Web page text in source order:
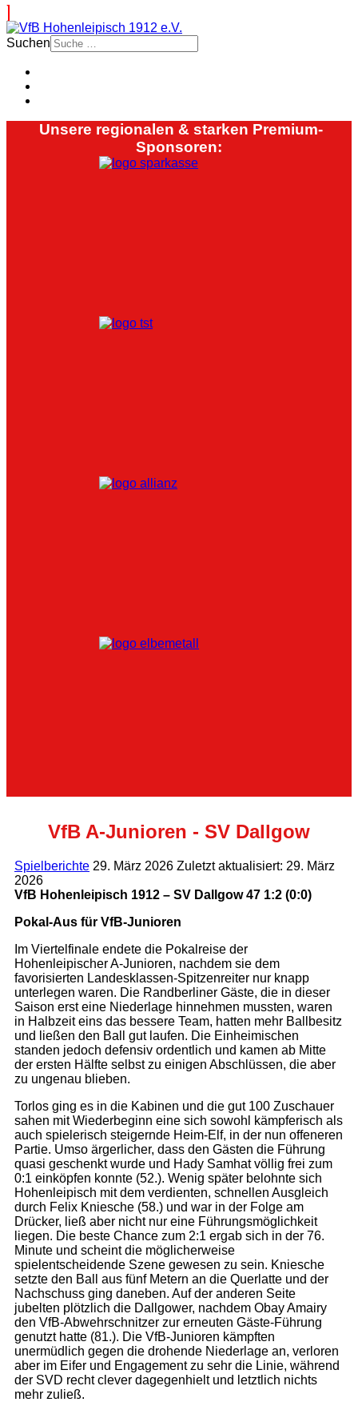
Suchen
Unsere regionalen & starken Premium-
Sponsoren:
VfB A-Junioren - SV Dallgow
Spielberichte 29. März 2026 Zuletzt aktualisiert: 29. März
2026
VfB Hohenleipisch 1912 – SV Dallgow 47 1:2 (0:0)
Pokal-Aus für VfB-Junioren
Im Viertelfinale endete die Pokalreise der
Hohenleipischer A-Junioren, nachdem sie dem
favorisierten Landesklassen-Spitzenreiter nur knapp
unterlegen waren. Die Randberliner Gäste, die in dieser
Saison erst eine Niederlage hinnehmen mussten, waren
in Halbzeit eins das bessere Team, hatten mehr Ballbesitz
und ließen den Ball gut laufen. Die Einheimischen
standen jedoch defensiv ordentlich und kamen ab Mitte
der ersten Hälfte selbst zu einigen Abschlüssen, die aber
zu ungenau blieben.
Torlos ging es in die Kabinen und die gut 100 Zuschauer
sahen mit Wiederbeginn eine sich sowohl kämpferisch als
auch spielerisch steigernde Heim-Elf, in der nun offeneren
Partie. Umso ärgerlicher, dass den Gästen die Führung
quasi geschenkt wurde und Hady Samhat völlig frei zum
0:1 einköpfen konnte (52.). Wenig später belohnte sich
Hohenleipisch mit dem verdienten, schnellen Ausgleich
durch Felix Kniesche (58.) und war in der Folge am
Drücker, ließ aber nicht nur eine Führungsmöglichkeit
liegen. Die beste Chance zum 2:1 ergab sich in der 76.
Minute und scheint die möglicherweise
spielentscheidende Szene gewesen zu sein. Kniesche
setzte den Ball aus fünf Metern an die Querlatte und der
Nachschuss ging daneben. Auf der anderen Seite
jubelten plötzlich die Dallgower, nachdem Obay Amairy
den VfB-Abwehrschnitzer zur erneuten Gäste-Führung
genutzt hatte (81.). Die VfB-Junioren kämpften
unermüdlich gegen die drohende Niederlage an, verloren
aber im Eifer und Engagement zu sehr die Linie, während
der SVD recht clever dagegenhielt und letztlich nichts
mehr zuließ.